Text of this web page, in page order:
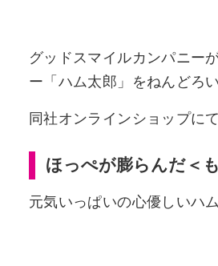
グッドスマイルカンパニー
ー「ハム太郎」をねんどろい
同社オンラインショップに
ほっぺが膨らんだ＜
元気いっぱいの心優しいハ